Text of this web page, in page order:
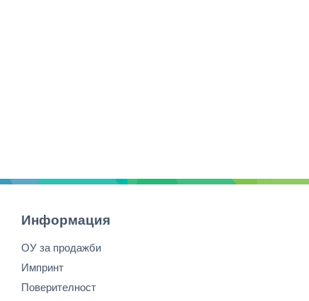
Информация
ОУ за продажби
Импринт
Поверителност